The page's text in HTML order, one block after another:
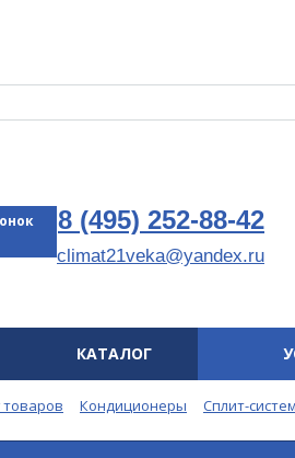
8 (495) 252-88-42
climat21veka@yandex.ru
КАТАЛОГ
товаров Кондиционеры Сплит-